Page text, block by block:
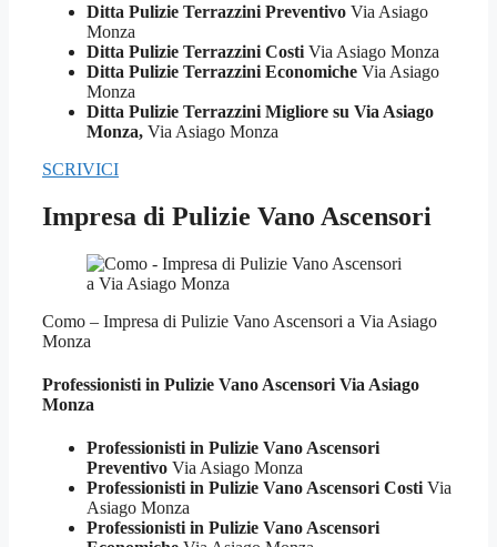
Ditta Pulizie Terrazzini Preventivo Via Asiago
Monza
Ditta Pulizie Terrazzini Costi Via Asiago Monza
Ditta Pulizie Terrazzini Economiche Via Asiago
Monza
Ditta Pulizie Terrazzini Migliore su Via Asiago
Monza, Via Asiago Monza
SCRIVICI
Impresa di Pulizie Vano Ascensori
Como – Impresa di Pulizie Vano Ascensori a Via Asiago
Monza
Professionisti in Pulizie Vano Ascensori Via Asiago
Monza
Professionisti in Pulizie Vano Ascensori
Preventivo Via Asiago Monza
Professionisti in Pulizie Vano Ascensori Costi Via
Asiago Monza
Professionisti in Pulizie Vano Ascensori